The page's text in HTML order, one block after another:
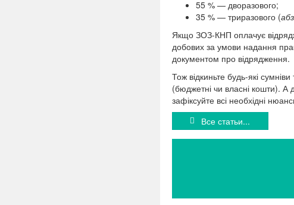
55 % — дворазового;
35 % — триразового (
Якщо ЗОЗ-КНП оплачує
добових за умови надання
документом про відрядження.
Тож відкиньте будь-які
(бюджетні чи власні кошти). А
зафіксуйте всі необхідні
Все статьи...